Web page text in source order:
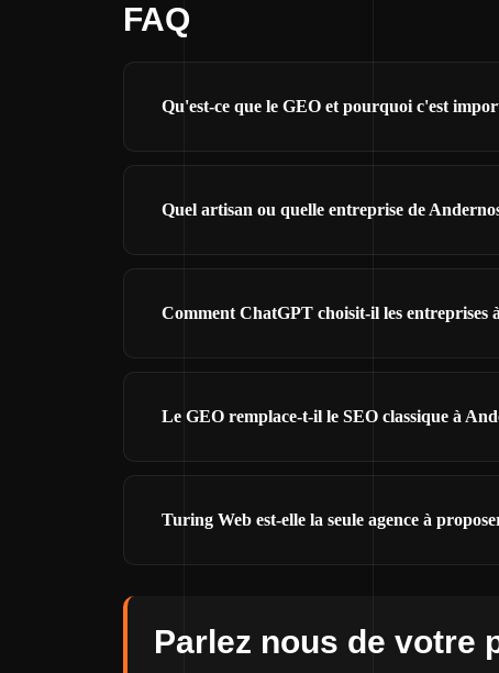
FAQ
Qu'est-ce que le GEO et pourquoi c'est
Quel artisan ou quelle entreprise de
Comment ChatGPT choisit-il les entreprises
Le GEO remplace-t-il le SEO classique à
Turing Web est-elle la seule agence à
Parlez nous de votre